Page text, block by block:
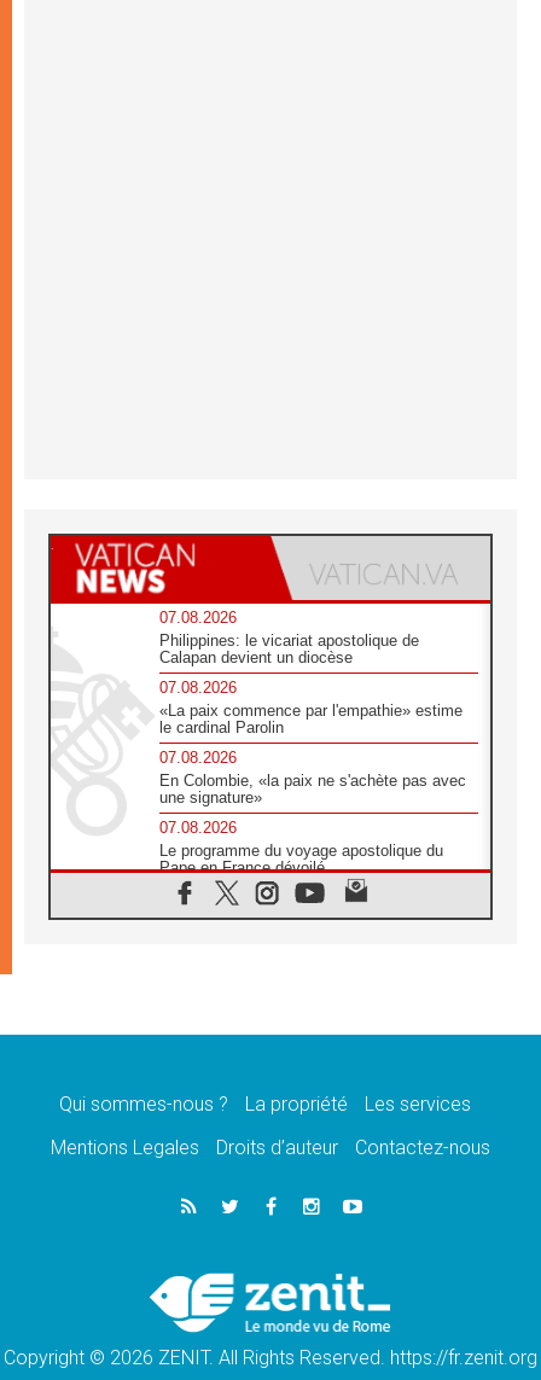
07.08.2026
Philippines: le vicariat apostolique de
Calapan devient un diocèse
07.08.2026
«La paix commence par l'empathie» estime
le cardinal Parolin
07.08.2026
En Colombie, «la paix ne s'achète pas avec
une signature»
07.08.2026
Le programme du voyage apostolique du
Pape en France dévoilé
07.08.2026
1ère Conférence continentale sur l'éducation
07.08.2026
07.08.2026
lancement des «dix jours de prière pour la
06.08.2026
Préparatifs des JMJ 2027 à Séoul: «c'est
Chrétiens et confucéens: respect et sagesse
pour relever les «défis urgents»
Qui sommes-nous ? La propriété
Les services
Mentions Legales
Droits d’auteur Contactez-nous
Copyright © 2026 ZENIT. All Rights Reserved. https://fr.zenit.org